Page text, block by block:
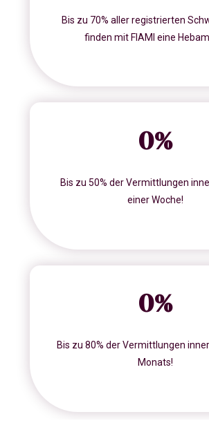
Bis zu 70% aller registrierten
finden mit FIAMI eine
0%
Bis zu 50% der Vermittlungen
einer Woche!
0%
Bis zu 80% der Vermittlungen
Monats!